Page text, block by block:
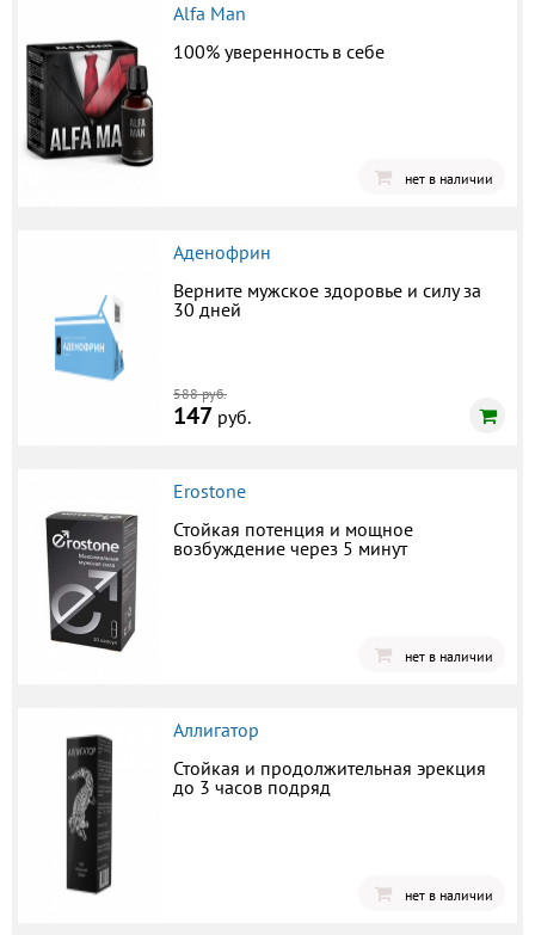
Alfa Man
100% уверенность в себе
нет в наличии
Аденофрин
Верните мужское здоровье и силу за
30 дней
588 руб.
147 руб.
Erostone
Стойкая потенция и мощное
возбуждение через 5 минут
нет в наличии
Аллигатор
Стойкая и продолжительная эрекция
до 3 часов подряд
нет в наличии